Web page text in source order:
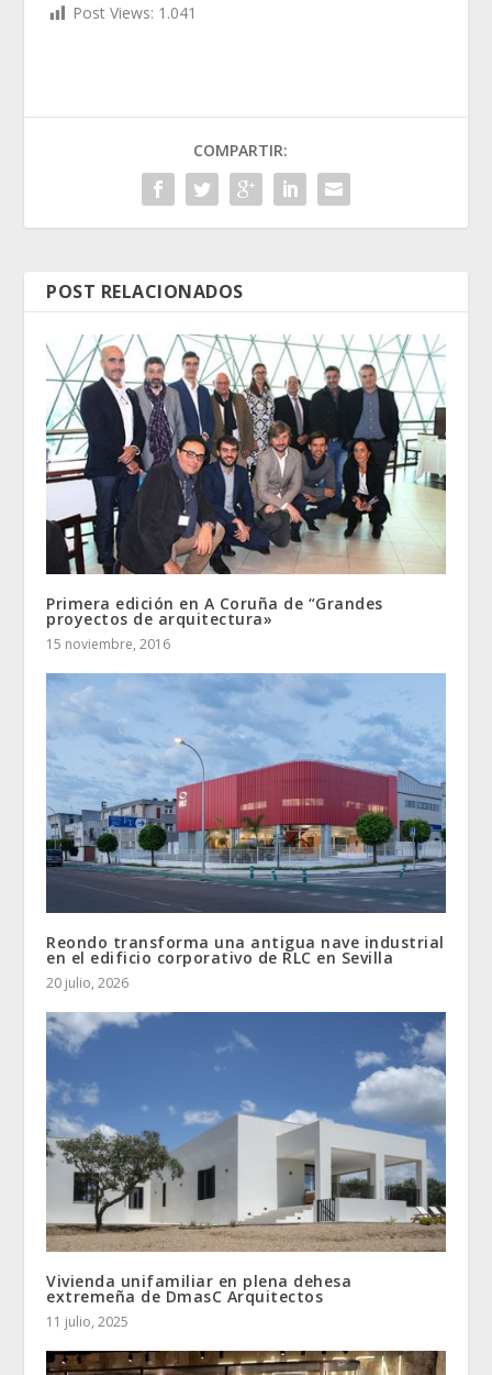
Post Views: 1.041
COMPARTIR:
POST RELACIONADOS
Primera edición en A Coruña de “Grandes
proyectos de arquitectura»
15 noviembre, 2016
Reondo transforma una antigua nave industrial
en el edificio corporativo de RLC en Sevilla
20 julio, 2026
Vivienda unifamiliar en plena dehesa
extremeña de DmasC Arquitectos
11 julio, 2025